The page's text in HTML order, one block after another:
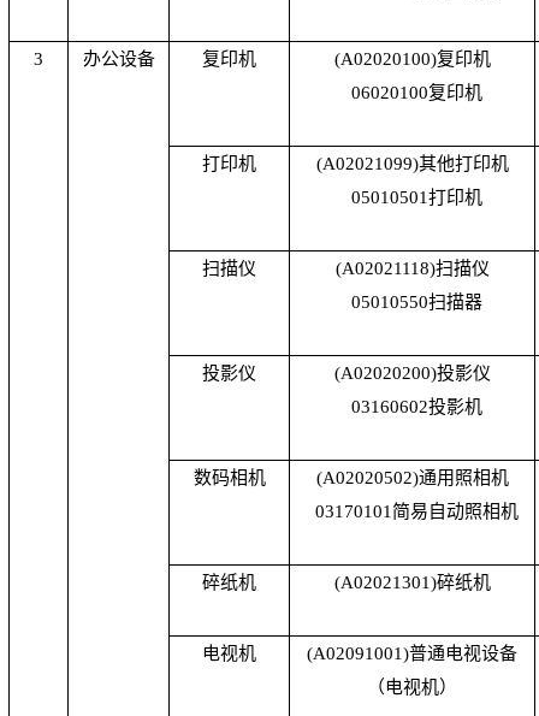
3 办公设备 复印机 (A02020100)复印机
06020100复印机
打印机 (A02021099)其他打印机
05010501打印机
扫描仪 (A02021118)扫描仪
05010550扫描器
投影仪 (A02020200)投影仪
03160602投影机
数码相机 (A02020502)通用照相机
03170101简易自动照相机
碎纸机 (A02021301)碎纸机
电视机 (A02091001)普通电视设备
（电视机）